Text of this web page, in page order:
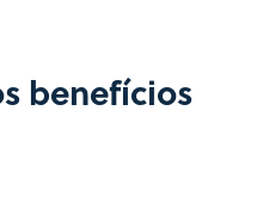
benefícios